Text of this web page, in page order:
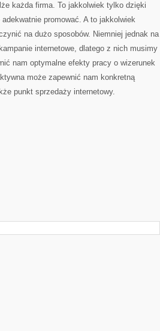
każda firma. To jakkolwiek tylko dzięki
promować. A to jakkolwiek
na dużo sposobów. Niemniej jednak na
internetowe, dlatego z nich musimy
nam optymalne efekty pracy o wizerunek
może zapewnić nam konkretną
punkt sprzedaży internetowy.